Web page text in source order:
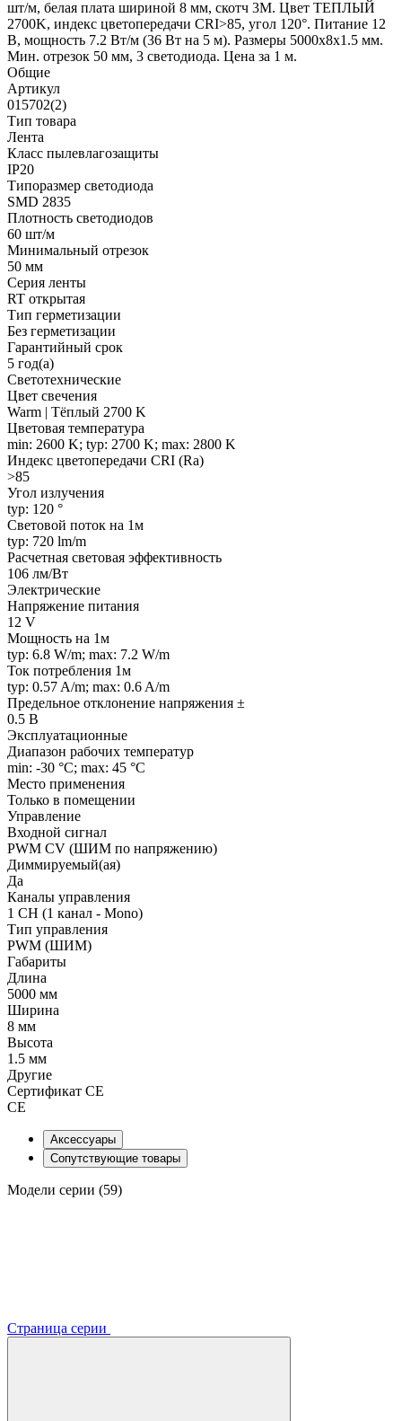
шт/м, белая плата шириной 8 мм, скотч 3M. Цвет ТЕПЛЫЙ
2700K, индекс цветопередачи CRI>85, угол 120°. Питание 12
В, мощность 7.2 Вт/м (36 Вт на 5 м). Размеры 5000x8x1.5 мм.
Мин. отрезок 50 мм, 3 светодиода. Цена за 1 м.
Общие
Артикул
015702(2)
Тип товара
Лента
Класс пылевлагозащиты
IP20
Типоразмер светодиода
SMD 2835
Плотность светодиодов
60 шт/м
Минимальный отрезок
50 мм
Серия ленты
RT открытая
Тип герметизации
Без герметизации
Гарантийный срок
5 год(а)
Светотехнические
Цвет свечения
Warm | Тёплый 2700 K
Цветовая температура
min: 2600 K; typ: 2700 K; max: 2800 K
Индекс цветопередачи CRI (Ra)
>85
Угол излучения
typ: 120 °
Световой поток на 1м
typ: 720 lm/m
Расчетная световая эффективность
106 лм/Вт
Электрические
Напряжение питания
12 V
Мощность на 1м
typ: 6.8 W/m; max: 7.2 W/m
Ток потребления 1м
typ: 0.57 A/m; max: 0.6 A/m
Предельное отклонение напряжения ±
0.5 В
Эксплуатационные
Диапазон рабочих температур
min: -30 °C; max: 45 °C
Место применения
Только в помещении
Управление
Входной сигнал
PWM СV (ШИМ по напряжению)
Диммируемый(ая)
Да
Каналы управления
1 CH (1 канал - Mono)
Тип управления
PWM (ШИМ)
Габариты
Длина
5000 мм
Ширина
8 мм
Высота
1.5 мм
Другие
Сертификат CE
CE
Аксессуары
Сопутствующие товары
Модели серии (59)
Страница серии